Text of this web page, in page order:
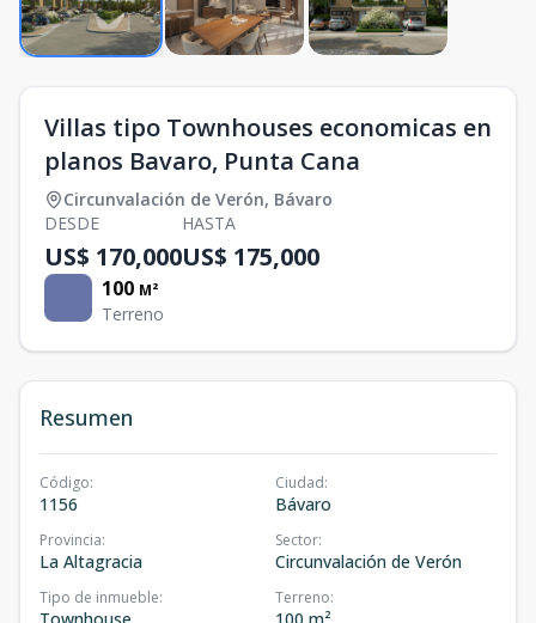
Villas tipo Townhouses economicas en
planos Bavaro, Punta Cana
Circunvalación de Verón, Bávaro
DESDE
US$ 170,000
HASTA
US$ 175,000
100 M²
Terreno
Resumen
Código:
1156
Ciudad:
Bávaro
Provincia:
La Altagracia
Sector:
Circunvalación de Verón
Tipo de inmueble: Terreno: